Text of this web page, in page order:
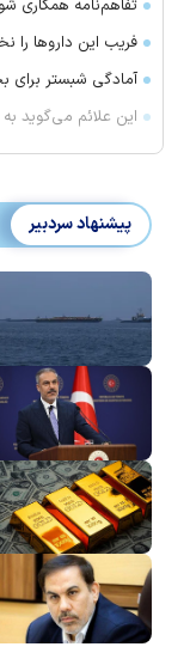
تفاهم‌نامه همکاری
فریب این دارو‌ها را
آمادگی شبستر برای
این علائم می‌گوید
پیشنهاد سردبیر